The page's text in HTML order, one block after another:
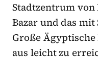
Stadtzentrum
Bazar und das
Große
aus leicht zu